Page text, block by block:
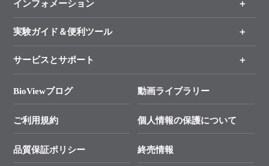
手法から製品を探す
新製品情報
オンライン注文
インフォメーション
キャンペーン
タカラバイオ各種会員募集のお知らせ
終売製品のお知らせ
価格改定のご案内
技術セミナーのご案内
実験ガイド＆便利ツール
リアルタイムPCR実験のススメ
幹細胞・再生医療研究ガイド
クローニング実験ガイド
SMARTer NGSポータルサイト
サービスとサポート
総合お問い合わせ
├ 実験コンシェルジュ
BioViewブログ 動画ライブラリー
ご利用規約 個人情報の保護について
品質保証ポリシー 終売情報